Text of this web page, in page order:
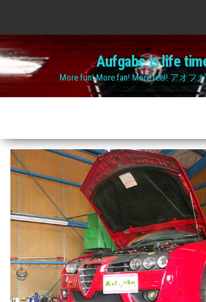
the
content
Aufgabe is life
More fun! More fan! More feel! アオフ